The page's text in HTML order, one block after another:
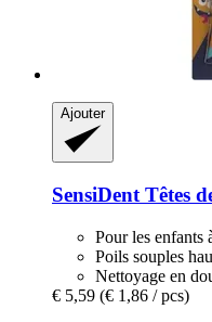
Ajouter
SensiDent Têtes
Pour les enfants
Poils souples
Nettoyage en
€ 5,59 (€ 1,86 / pcs)